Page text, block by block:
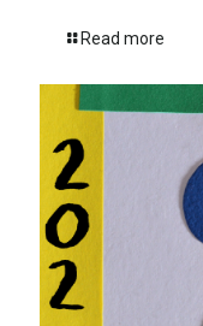
Read more